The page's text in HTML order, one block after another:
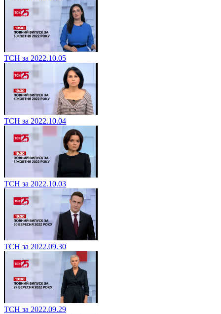
ТСН за 2022.10.05
ТСН за 2022.10.04
ТСН за 2022.10.03
ТСН за 2022.09.30
ТСН за 2022.09.29